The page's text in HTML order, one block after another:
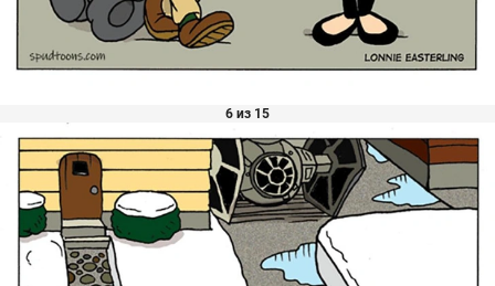
6 из 15